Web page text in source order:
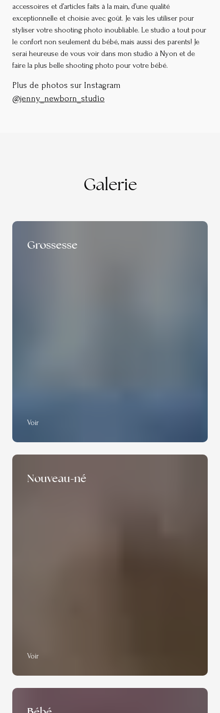
accessoires et d’articles faits à la main, d’une qualité
exceptionnelle et choisie avec goût. Je vais les utiliser pour
styliser votre shooting photo inoubliable. Le studio a tout pour
le confort non seulement du bébé, mais aussi des parents! Je
serai heureuse de vous voir dans mon studio à Nyon et de
faire la plus belle shooting photo pour votre bébé.
Plus de photos sur Instagram
@jenny_newborn_studio
Galerie
Grossesse
Voir
Nouveau-né
Voir